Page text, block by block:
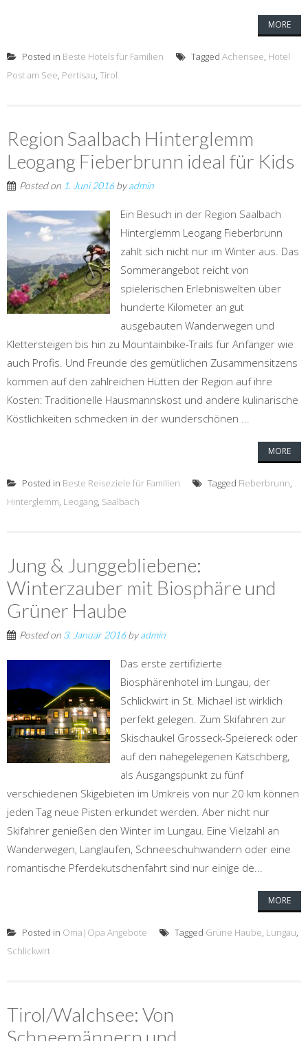
MORE
Posted in Beste Hotels für Familien Tagged Achensee, Hotel
Post am See, Pertisau, Tirol
Region Saalbach Hinterglemm
Leogang Fieberbrunn ideal für Kids
Posted on 1. Juni 2016byadmin
Ein Besuch in der Region Saalbach
Hinterglemm Leogang Fieberbrunn
zahlt sich nicht nur im Winter aus. Das
Sommerangebot reicht von
spielerischen Erlebniswelten über
hunderte Kilometer an gut
ausgebauten Wanderwegen und
Klettersteigen bis hin zu Mountainbike-Trails für Anfänger wie
auch Profis. Und Freunde des gemütlichen Zusammensitzens
kommen auf den zahlreichen Hütten der Region auf ihre
Kosten: Traditionelle Hausmannskost und andere kulinarische
Köstlichkeiten schmecken in der wunderschönen ...
MORE
Posted in Beste Reiseziele für Familien Tagged Fieberbrunn,
Hinterglemm, Leogang, Saalbach
Jung & Junggebliebene:
Winterzauber mit Biosphäre und
Grüner Haube
Posted on 3. Januar 2016byadmin
Das erste zertifizierte
Biosphärenhotel im Lungau, der
Schlickwirt in St. Michael ist wirklich
perfekt gelegen. Zum Skifahren zur
Skischaukel Grosseck-Speiereck oder
auf den nahegelegenen Katschberg,
als Ausgangspunkt zu fünf
verschiedenen Skigebieten im Umkreis von nur 20 km können
jeden Tag neue Pisten erkundet werden. Aber nicht nur
Skifahrer genießen den Winter im Lungau. Eine Vielzahl an
Wanderwegen, Langlaufen, Schneeschuhwandern oder eine
romantische Pferdekutschenfahrt sind nur einige de...
MORE
Posted in Oma|Opa Angebote Tagged Grüne Haube, Lungau,
Schlickwirt
Tirol/Walchsee: Von